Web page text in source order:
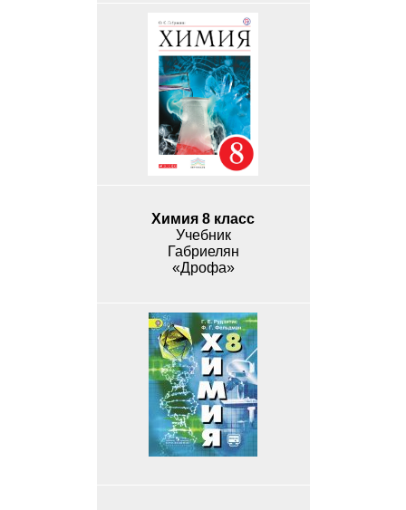
Химия 8 класс
Учебник
Габриелян
«Дрофа»